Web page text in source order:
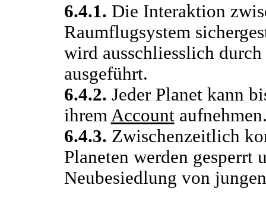
6.4.1. Die Interaktion
Raumflugsystem
wird ausschliesslich
ausgeführt.
6.4.2. Jeder Planet kann
ihrem Account
6.4.3. Zwischenzeitlich
Planeten werden gesperrt
Neubesiedlung von